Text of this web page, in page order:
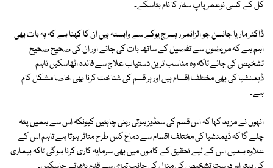
کل کے کسی نوعمر پاپ سٹار کا نام بتاسکے۔
ڈاکٹر ماریا جانسن جو الزائمر ریسرچ یوکے سے وابستہ ہیں ان کا کہنا ہے کہ یہ بات بھی
اہم ہے کہ مریضوں سے تفصیل کے ساتھ بات کی جائے اور ان کی صحیح صحیح
تشخیص کی جائے تاکہ وہ مناسب ترین دستیاب علاج سے فائدہ اٹھاسکیں تاہم
ڈیمنشیا کی بھی مختلف اقسام ہیں اور ہر قسم کی شناخت کرنا بھی خاصا مشکل کام
ہے۔
انہوں نے مزید کہا کہ اس قسم کی سٹڈیز ہوتی رہنی چاہئیں کیونکہ اس سے ہمیں پتہ
چلے گا کہ ڈیمنشیا کی مختلف اقسام سے دماغ کس طرح متاثر ہوتا ہے تاہم اس کے
علاوہ ہمیں اس کے لیے تحقیق کے کاموں میں بھی سرمایہ کاری کرنا ہوگی تاکہ بیماری